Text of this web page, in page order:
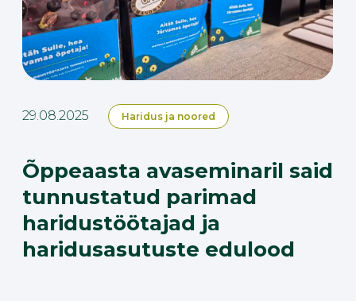
29.08.2025 Haridus ja noored
Õppeaasta avaseminaril said
tunnustatud parimad
haridustöötajad ja
haridusasutuste edulood